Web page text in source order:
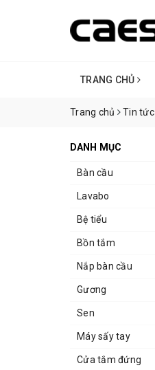
TRANG CHỦ
Trang chủ Tin tức
DANH MỤC
Bàn cầu
Lavabo
Bệ tiểu
Bồn tắm
Nắp bàn cầu
Gương
Sen
Máy sấy tay
Cửa tắm đứng